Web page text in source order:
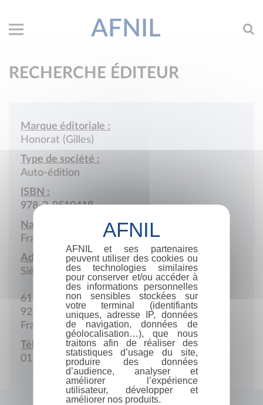
AFNIL
RECHERCHE ÉDITEUR
Marque éditoriale :
Honorat (Gilles)
Type de société :
Auto-édition
ISBN :
978-2-9510418
Nationalité :
France
Adresse :
Siège social
61-63 Avenue de la Chataigneraie
92500 Rueil
France
Téléphone :
01.47.51.77.03
AFNIL et ses partenaires
peuvent utiliser des cookies ou
des technologies similaires
pour conserver et/ou accéder à
des informations personnelles
non sensibles stockées sur
votre terminal (identifiants
uniques, adresse IP, données
de navigation, données de
géolocalisation…), que nous
traitons afin de réaliser des
statistiques d’usage du site,
produire des données
d’audience, analyser et
améliorer l’expérience
utilisateur, développer et
améliorer nos produits.